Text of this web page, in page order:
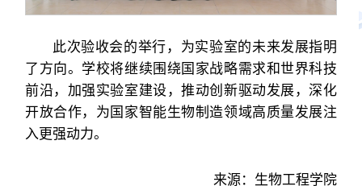
此次验收会的举行，为实验室的未来发展指明
了方向。学校将继续围绕国家战略需求和世界科技
前沿，加强实验室建设，推动创新驱动发展，深化
开放合作，为国家智能生物制造领域高质量发展注
入更强动力。
来源：生物工程学院